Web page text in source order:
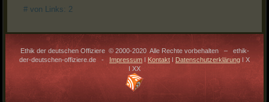
# von Links: 2
Ethik der deutschen Offiziere © 2000-2020 Alle Rechte vorbehalten – ethik-
der-deutschen-offiziere.de - Impressum ǀ Kontakt ǀ Datenschutzerklärung ǀ X
ǀ XX